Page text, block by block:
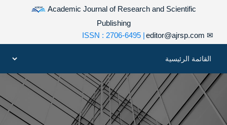
Academic Journal of Research and Scientific
Publishing
✉